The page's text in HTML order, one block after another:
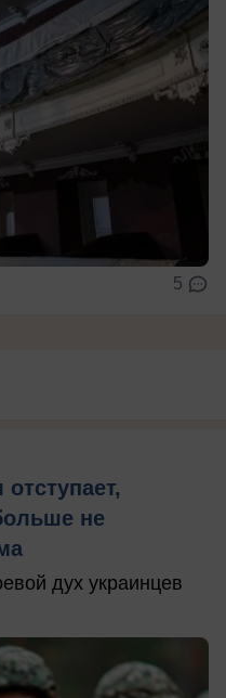
5
не
дух украинцев